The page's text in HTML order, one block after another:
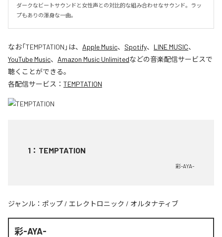
ダークなビートサウンドと女性声との対比的な組み合わせなサウンド。ラッ
プもありの渾身な一曲。
なお「TEMPTATION 」は、 Apple Music、 Spotify、 LINE MUSIC、
YouTube Music、 Amazon Music Unlimitedなどの音楽配信サービスで
聴くことができる。
各配信サービス： TEMPTATION
1 ： TEMPTATION
彩-AYA-
ジャンル： ポップ / エレクトロニック / オルタナティブ
彩-AYA-